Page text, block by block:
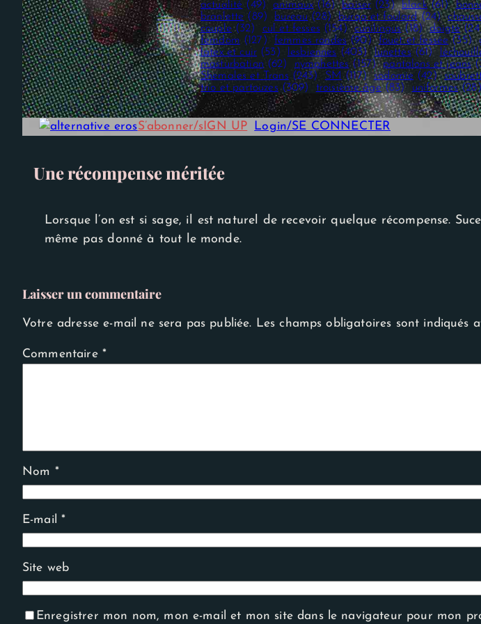
actualité (49) animaux (16) baiser (23) black (61)
branlette (89) bureau (28) burqa et foulard (24)
couple (32) cul et fesses (154) cunilingus (18) doigté
femdom (127) femmes rondes (90) fouet et fessée (35)
latex et cuir (53) lesbiennes (403) lunettes (61)
masturbation (62) nymphettes (157) pantalons et jeans
Shemales et Trans (243) SM (117) sodomie (42)
trio et partouzes (309) troisième âge (83) uniformes (28)
S’abonner/sIGN UP Login/SE CONNECTER
Une récompense méritée
Lorsque l’on est si sage, il est naturel de recevoir quelque récompense.
même pas donné à tout le monde.
Laisser un commentaire
Votre adresse e-mail ne sera pas publiée. Les champs obligatoires sont indiqués
Commentaire *
Nom *
E-mail*
Site web
Enregistrer mon nom, mon e-mail et mon site dans le navigateur pour mon
sont pas
facultatifs. Ils
nécessaires au
Experience
Afin que notre
fonctionne
aussi bien que
du site Web.